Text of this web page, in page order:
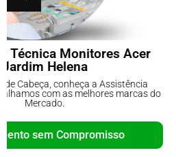
Conserto de No-
Não tenha dor de Cabeça,
Técnica AVL. Trabalhamos
Orçamento sem